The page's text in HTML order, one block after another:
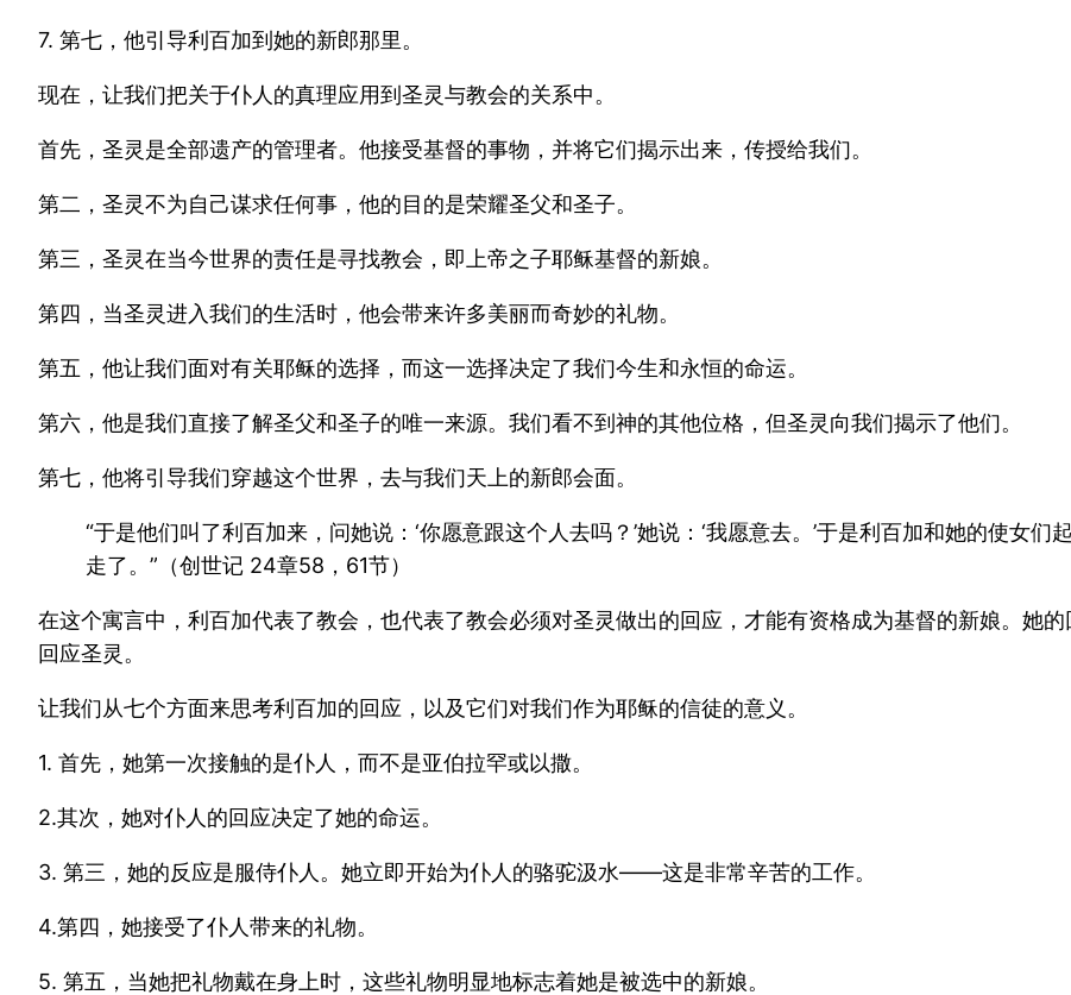
7. 第七，他引导利百加到她的新郎那里。
现在，让我们把关于仆人的真理应用到圣灵与教会的关系中。
首先，圣灵是全部遗产的管理者。他接受基督的事物，并将它们揭示出来，传授给我们。
第二，圣灵不为自己谋求任何事，他的目的是荣耀圣父和圣子。
第三，圣灵在当今世界的责任是寻找教会，即上帝之子耶稣基督的新娘。
第四，当圣灵进入我们的生活时，他会带来许多美丽而奇妙的礼物。
第五，他让我们面对有关耶稣的选择，而这一选择决定了我们今生和永恒的命运。
第六，他是我们直接了解圣父和圣子的唯一来源。我们看不到神的其他位格，但圣灵向我们揭示了他们。
第七，他将引导我们穿越这个世界，去与我们天上的新郎会面。
“于是他们叫了利百加来，问她说：‘你愿意跟这个人去吗？’她说：‘我愿意去。’于是利百加和她的使女
走了。”（创世记 24章58，61节）
在这个寓言中，利百加代表了教会，也代表了教会必须对圣灵做出的回应，才能有资格成为基督的新娘。她
回应圣灵。
让我们从七个方面来思考利百加的回应，以及它们对我们作为耶稣的信徒的意义。
1. 首先，她第一次接触的是仆人，而不是亚伯拉罕或以撒。
2.其次，她对仆人的回应决定了她的命运。
3. 第三，她的反应是服侍仆人。她立即开始为仆人的骆驼汲水——这是非常辛苦的工作。
4.第四，她接受了仆人带来的礼物。
5. 第五，当她把礼物戴在身上时，这些礼物明显地标志着她是被选中的新娘。